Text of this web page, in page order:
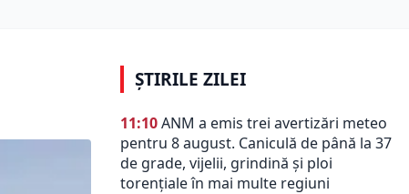
ȘTIRILE ZILEI
11:10ANM a emis trei avertizări meteo
pentru 8 august. Caniculă de până la 37
de grade, vijelii, grindină și ploi
torențiale în mai multe regiuni